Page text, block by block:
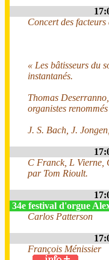
Concert des facteurs
« Les bâtisseurs du
instantanés.
Thomas
organistes renommés
J. S. Bach, J.
C Franck, L Vierne,
par Tom Rioult.
34e festival d'orgue
Carlos Patterson
François Ménissier